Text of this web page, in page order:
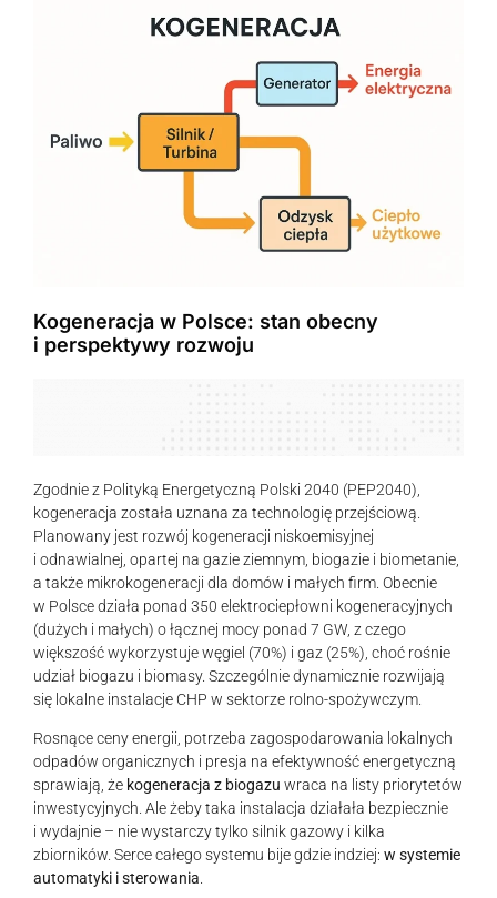
Kogeneracja w Polsce: stan obecny
i perspektywy rozwoju
Zgodnie z Polityką Energetyczną Polski 2040 (PEP2040),
kogeneracja została uznana za technologię przejściową.
Planowany jest rozwój kogeneracji niskoemisyjnej
i odnawialnej, opartej na gazie ziemnym, biogazie i biometanie,
a także mikrokogeneracji dla domów i małych firm. Obecnie
w Polsce działa ponad 350 elektrociepłowni kogeneracyjnych
(dużych i małych) o łącznej mocy ponad 7 GW, z czego
większość wykorzystuje węgiel (70%) i gaz (25%), choć rośnie
udział biogazu i biomasy. Szczególnie dynamicznie rozwijają
się lokalne instalacje CHP w sektorze rolno-spożywczym.
Rosnące ceny energii, potrzeba zagospodarowania lokalnych
odpadów organicznych i presja na efektywność energetyczną
sprawiają, że kogeneracja z biogazu wraca na listy priorytetów
inwestycyjnych. Ale żeby taka instalacja działała bezpiecznie
i wydajnie – nie wystarczy tylko silnik gazowy i kilka
zbiorników. Serce całego systemu bije gdzie indziej: w systemie
automatyki i sterowania